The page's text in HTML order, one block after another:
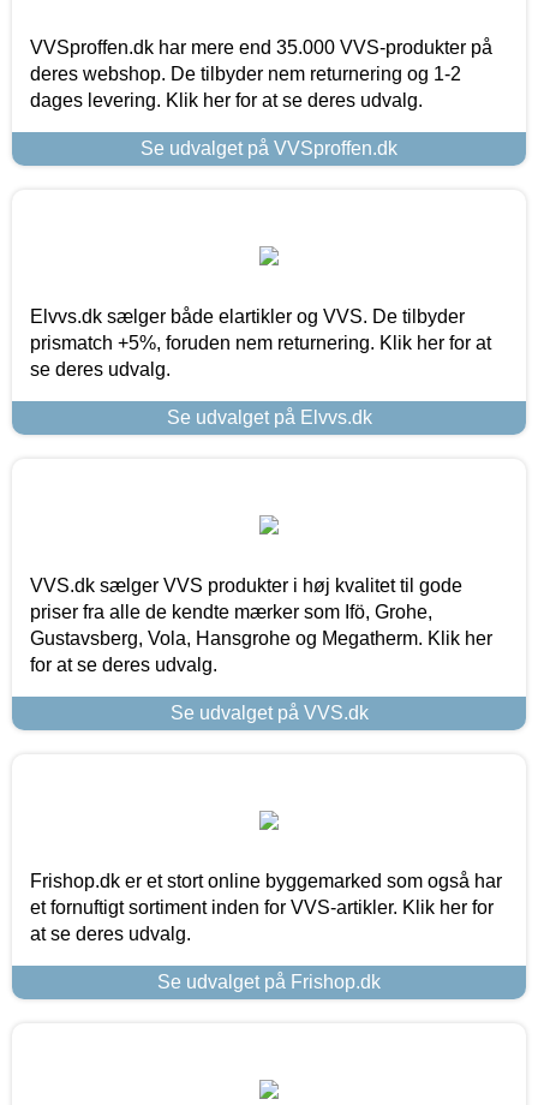
VVSproffen.dk har mere end 35.000 VVS-produkter på
deres webshop. De tilbyder nem returnering og 1-2
dages levering. Klik her for at se deres udvalg.
Se udvalget på VVSproffen.dk
Elvvs.dk sælger både elartikler og VVS. De tilbyder
prismatch +5%, foruden nem returnering. Klik her for at
se deres udvalg.
Se udvalget på Elvvs.dk
VVS.dk sælger VVS produkter i høj kvalitet til gode
priser fra alle de kendte mærker som Ifö, Grohe,
Gustavsberg, Vola, Hansgrohe og Megatherm. Klik her
for at se deres udvalg.
Se udvalget på VVS.dk
Frishop.dk er et stort online byggemarked som også har
et fornuftigt sortiment inden for VVS-artikler. Klik her for
at se deres udvalg.
Se udvalget på Frishop.dk